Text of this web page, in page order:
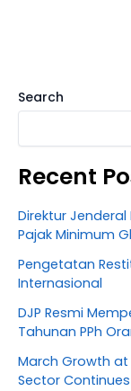
Search
Recent
Direktur
Pajak Minimum
Pengetatan
Internasional
DJP Resmi
Tahunan PPh
March Growth at
Sector